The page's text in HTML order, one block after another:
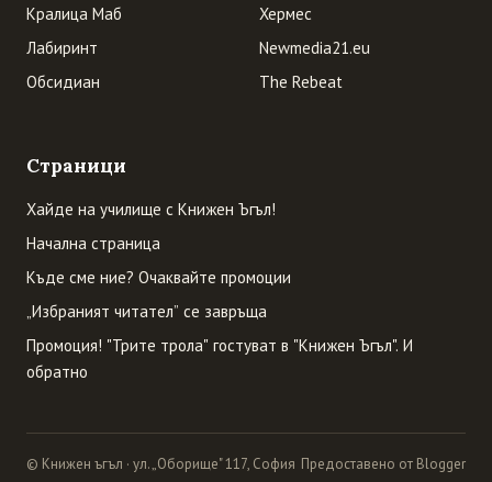
Кралица Маб
Лабиринт
Обсидиан
Хермес
Newmedia21.eu
The Rebeat
Страници
Хайде на училище с Книжен Ъгъл!
Начална страница
Къде сме ние? Очаквайте промоции
„Избраният читател” се завръща
Промоция! "Трите трола" гостуват в "Книжен Ъгъл". И
обратно
© Книжен ъгъл · ул. „Оборище" 117, София Предоставено от Blogger